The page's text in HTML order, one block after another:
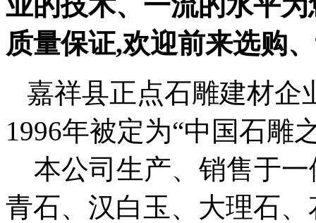
质量保证,欢迎前来选购
嘉祥县正点石雕建材企
1996年被定为“中国石雕
本公司生产、销售于一
青石、汉白玉、大理石